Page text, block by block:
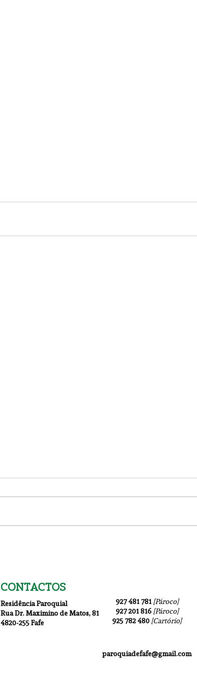
CONTACTOS
Residência Paroquial
Rua Dr. Maximino de Matos, 81
4820-255 Fafe
927 481 781 [Pároco]
927 201 816 [Pároco]
925 782 480 [Cartório]
paroquiadefafe@gmail.com